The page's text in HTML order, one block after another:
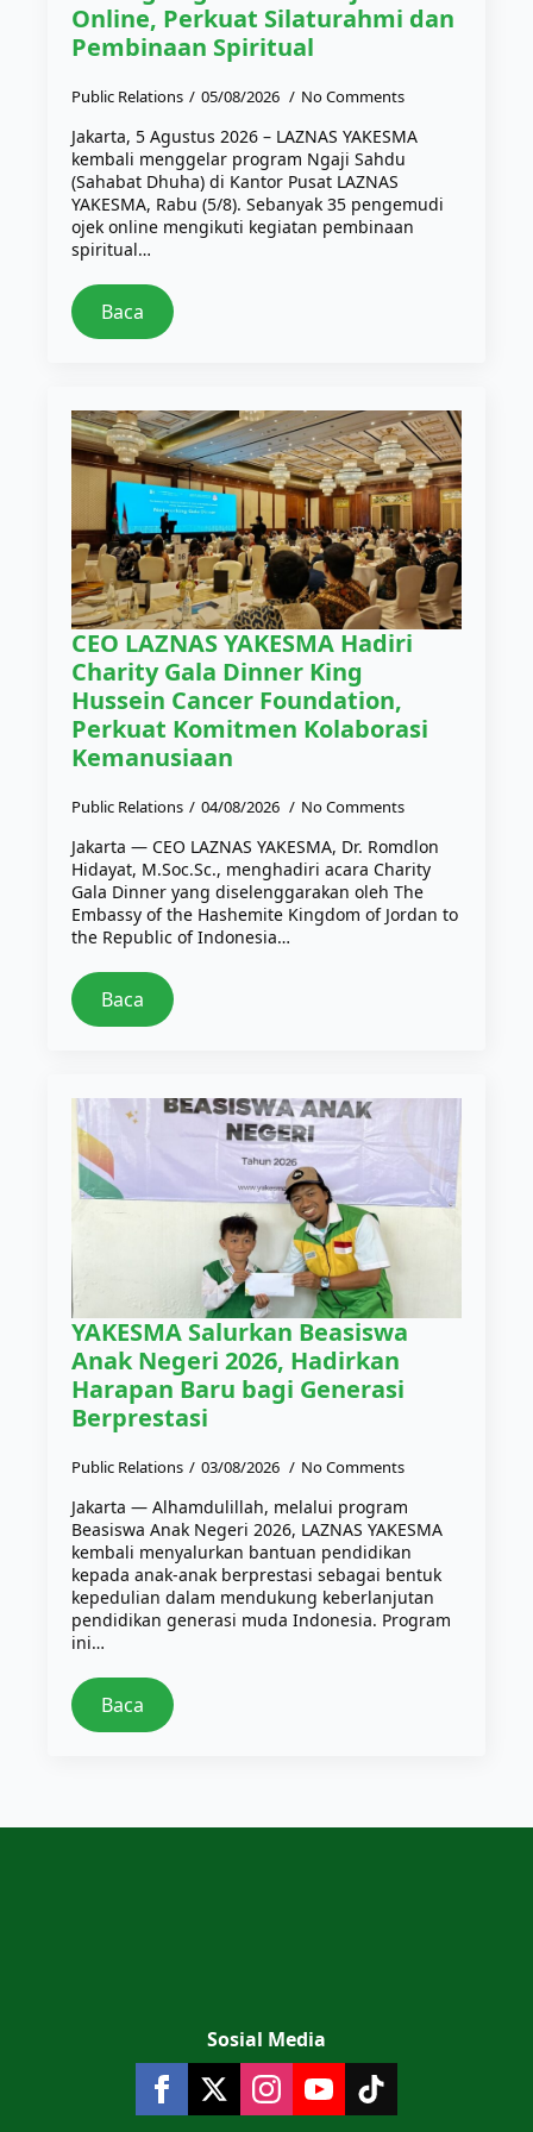
Online, Perkuat Silaturahmi dan
Pembinaan Spiritual
Public Relations 05/08/2026 No Comments
Jakarta, 5 Agustus 2026 – LAZNAS YAKESMA
kembali menggelar program Ngaji Sahdu
(Sahabat Dhuha) di Kantor Pusat LAZNAS
YAKESMA, Rabu (5/8). Sebanyak 35 pengemudi
ojek online mengikuti kegiatan pembinaan
spiritual…
Baca
CEO LAZNAS YAKESMA Hadiri
Charity Gala Dinner King
Hussein Cancer Foundation,
Perkuat Komitmen Kolaborasi
Kemanusiaan
Public Relations 04/08/2026 No Comments
Jakarta — CEO LAZNAS YAKESMA, Dr. Romdlon
Hidayat, M.Soc.Sc., menghadiri acara Charity
Gala Dinner yang diselenggarakan oleh The
Embassy of the Hashemite Kingdom of Jordan to
the Republic of Indonesia…
Baca
YAKESMA Salurkan Beasiswa
Anak Negeri 2026, Hadirkan
Harapan Baru bagi Generasi
Berprestasi
Public Relations 03/08/2026 No Comments
Jakarta — Alhamdulillah, melalui program
Beasiswa Anak Negeri 2026, LAZNAS YAKESMA
kembali menyalurkan bantuan pendidikan
kepada anak-anak berprestasi sebagai bentuk
kepedulian dalam mendukung keberlanjutan
pendidikan generasi muda Indonesia. Program
ini…
Baca
Sosial Media